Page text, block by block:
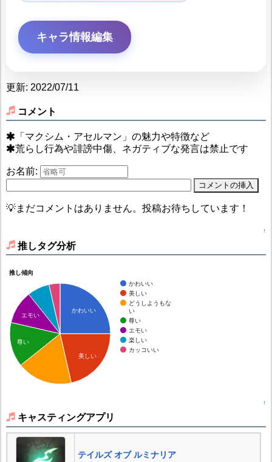
キャラ情報編集
更新: 2022/07/11
コメント
「マクシム・アセルマン」の魅力や特徴など
荒らし行為や誹謗中傷、ネガティブな発言は禁止です
お名前:
💡まだコメントはありません。投稿お待ちしています！
↑
推しタグ分析
推し傾向
かわいい
美しい
どうしようもな
い
尊い
エモい
楽しい
カッコいい
かわいい
美しい
エモい
尊い
↑
キャスティングアプリ
テイルズ オブ ルミナリア